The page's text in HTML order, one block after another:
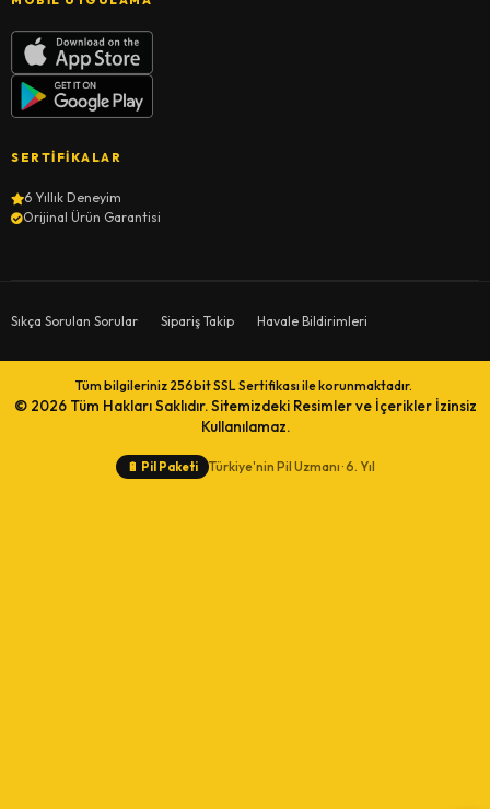
SERTIFIKALAR
6 Yıllık Deneyim
Orijinal Ürün Garantisi
Sıkça Sorulan Sorular Sipariş Takip Havale Bildirimleri
Tüm bilgileriniz 256bit SSL Sertifikası ile korunmaktadır.
© 2026 Tüm Hakları Saklıdır. Sitemizdeki Resimler ve İçerikler İzinsiz
Kullanılamaz.
🔋 Pil Paketi Türkiye'nin Pil Uzmanı · 6. Yıl